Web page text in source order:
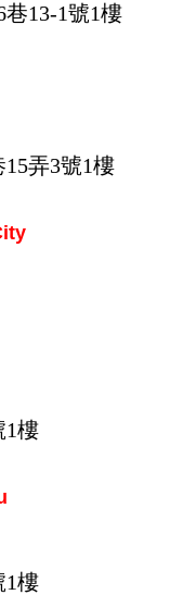
13-1號1樓
弄3號1樓
1樓
1樓